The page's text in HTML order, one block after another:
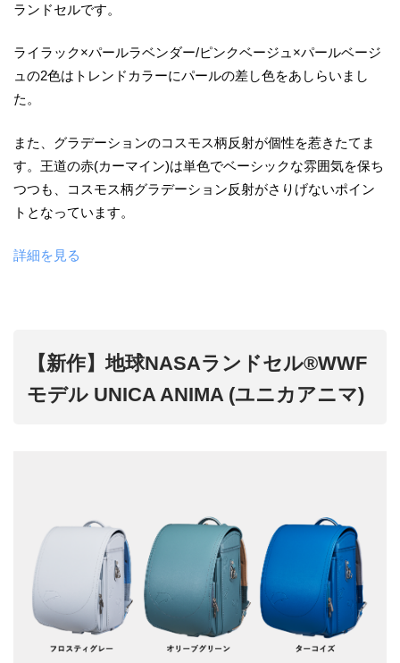
ランドセルです。
ライラック×パールラベンダー/ピンクベージュ×パールベージ
ュの2色はトレンドカラーにパールの差し色をあしらいまし
た。
また、グラデーションのコスモス柄反射が個性を惹きたてま
す。王道の赤(カーマイン)は単色でベーシックな雰囲気を保ち
つつも、コスモス柄グラデーション反射がさりげないポイン
トとなっています。
詳細を見る
【新作】地球NASAランドセル®WWF
モデル UNICA ANIMA (ユニカアニマ)